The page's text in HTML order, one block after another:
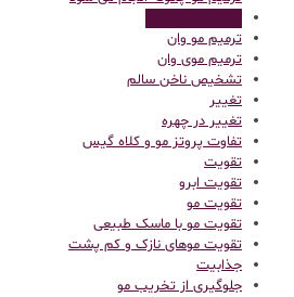
ترمیم مو وان
ترمیم موی وان
تشخیص ناخن سالم
تغییر
تغییر در چهره
تفاوت پروتز مو و کلاه گیس
تقویت
تقویت ابرو
تقویت مو
تقویت مو با ماسک طبیعی
تقویت موهای نازک و کم پشت
جذابیت
جلوگیری از تخریب مو